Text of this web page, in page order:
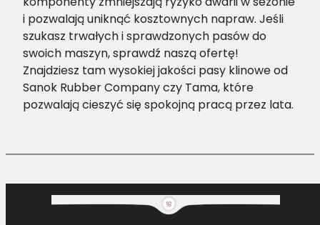
i pozwalają uniknąć kosztownych napraw. Jeśli
szukasz trwałych i sprawdzonych pasów do
swoich maszyn, sprawdź naszą ofertę!
Znajdziesz tam wysokiej jakości pasy klinowe od
Sanok Rubber Company czy Tama, które
pozwalają cieszyć się spokojną pracą przez lata.